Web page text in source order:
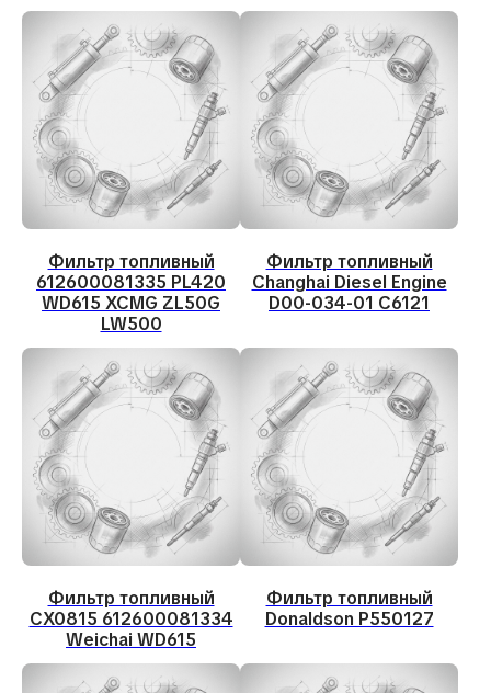
Фильтр топливный
612600081335 PL420
WD615 XCMG ZL50G
LW500
Фильтр топливный
Changhai Diesel Engine
D00-034-01 C6121
Фильтр топливный
CX0815 612600081334
Weichai WD615
Фильтр топливный
Donaldson P550127